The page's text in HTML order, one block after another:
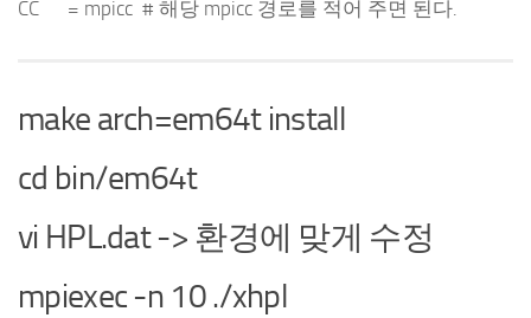
CC = mpicc # 해당 mpicc 경로를 적어 주면 된다.
make arch=em64t install
cd bin/em64t
vi HPL.dat -> 환경에 맞게 수정
mpiexec -n 10 ./xhpl